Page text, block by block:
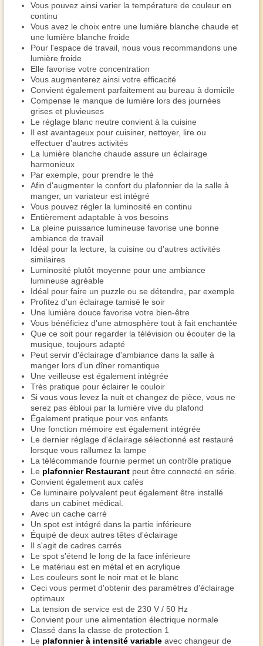
Vous pouvez ainsi varier la température de couleur en
continu
Vous avez le choix entre une lumière blanche chaude et
une lumière blanche froide
Pour l'espace de travail, nous vous recommandons une
lumière froide
Elle favorise votre concentration
Vous augmenterez ainsi votre efficacité
Convient également parfaitement au bureau à domicile
Compense le manque de lumière lors des journées
grises et pluvieuses
Le réglage blanc neutre convient à la cuisine
Il est avantageux pour cuisiner, nettoyer, lire ou
effectuer d'autres activités
La lumière blanche chaude assure un éclairage
harmonieux
Par exemple, pour prendre le thé
Afin d'augmenter le confort du plafonnier de la salle à
manger, un variateur est intégré
Vous pouvez régler la luminosité en continu
Entièrement adaptable à vos besoins
La pleine puissance lumineuse favorise une bonne
ambiance de travail
Idéal pour la lecture, la cuisine ou d'autres activités
similaires
Luminosité plutôt moyenne pour une ambiance
lumineuse agréable
Idéal pour faire un puzzle ou se détendre, par exemple
Profitez d'un éclairage tamisé le soir
Une lumière douce favorise votre bien-être
Vous bénéficiez d'une atmosphère tout à fait enchantée
Que ce soit pour regarder la télévision ou écouter de la
musique, toujours adapté
Peut servir d'éclairage d'ambiance dans la salle à
manger lors d'un dîner romantique
Une veilleuse est également intégrée
Très pratique pour éclairer le couloir
Si vous vous levez la nuit et changez de pièce, vous ne
serez pas ébloui par la lumière vive du plafond
Également pratique pour vos enfants
Une fonction mémoire est également intégrée
Le dernier réglage d'éclairage sélectionné est restauré
lorsque vous rallumez la lampe
La télécommande fournie permet un contrôle pratique
Le plafonnier Restaurant peut être connecté en série.
Convient également aux cafés
Ce luminaire polyvalent peut également être installé
dans un cabinet médical.
Avec un cache carré
Un spot est intégré dans la partie inférieure
Équipé de deux autres têtes d'éclairage
Il s'agit de cadres carrés
Le spot s'étend le long de la face inférieure
Le matériau est en métal et en acrylique
Les couleurs sont le noir mat et le blanc
Ceci vous permet d'obtenir des paramètres d'éclairage
optimaux
La tension de service est de 230 V / 50 Hz
Convient pour une alimentation électrique normale
Classé dans la classe de protection 1
Le plafonnier à intensité variable avec changeur de